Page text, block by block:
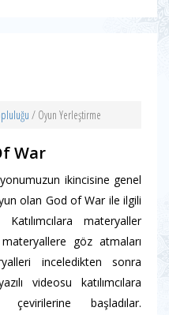
/ Oyun Yerleştirme
War
ikincisine genel
olan God of War ile ilgili
materyaller
materyallere göz atmaları
inceledikten sonra
videosu katılımcılara
başladılar.